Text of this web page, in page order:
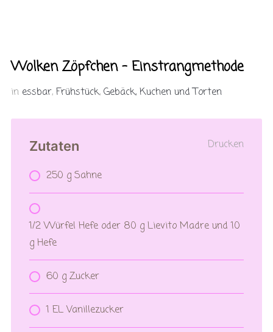
Wolken Zöpfchen – Einstrangmethode
in essbar, Frühstück, Gebäck, Kuchen und Torten
Drucken
Zutaten
250 g Sahne
1/2 Würfel Hefe oder 80 g Lievito Madre und 10
g Hefe
60 g Zucker
1 EL Vanillezucker